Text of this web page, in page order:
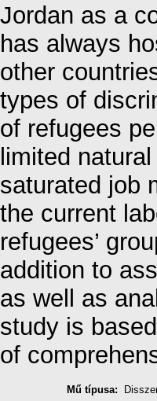
Jordan as a
has always
other
types of
of refugees
limited
saturated job
the current
refugees’
addition to
as well as
study is
of
Mű típusa: